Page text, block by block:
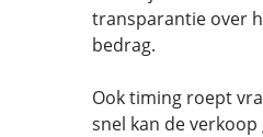
transparantie over
bedrag.
Ook timing roept
snel kan de verkoop